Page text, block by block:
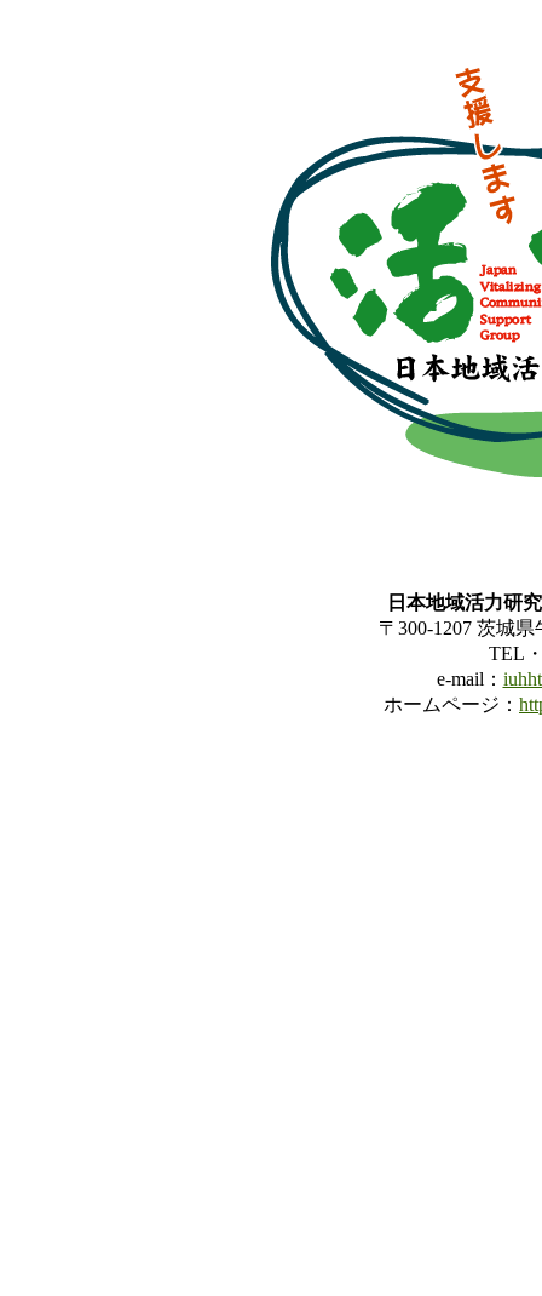
日本地域活力研
〒300-1207 茨城
TEL
e-mail：
ホームページ：